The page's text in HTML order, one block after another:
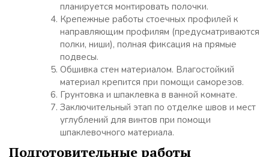
планируется монтировать полочки.
Крепежные работы стоечных профилей к
направляющим профилям (предусматриваются
полки, ниши), полная фиксация на прямые
подвесы.
Обшивка стен материалом. Влагостойкий
материал крепится при помощи саморезов.
Грунтовка и шпаклевка в ванной комнате.
Заключительный этап по отделке швов и мест
углублений для винтов при помощи
шпаклевочного материала.
Подготовительные работы